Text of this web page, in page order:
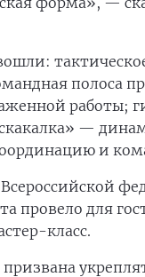
полоса
работы;
—
и
провело для
класс.